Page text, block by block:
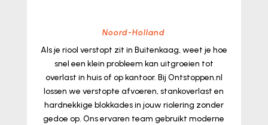
Noord-Holland
Als je riool verstopt zit in Buitenkaag, weet je hoe
snel een klein probleem kan uitgroeien tot
overlast in huis of op kantoor.​ Bij Ontstoppen.​nl
lossen we verstopte afvoeren, stankoverlast en
hardnekkige blokkades in jouw riolering zonder
gedoe op.​ Ons ervaren team gebruikt moderne